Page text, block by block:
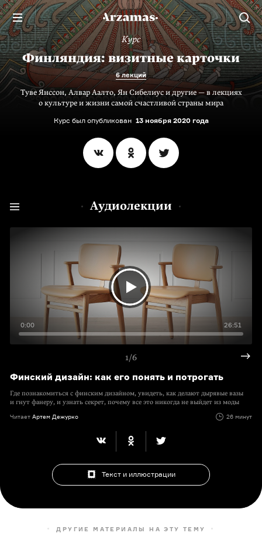
Курс
Финляндия: визитные карточки
6 лекций
Туве Янссон, Алвар Аалто, Ян Сибелиус и другие — в лекциях
о культуре и жизни самой счастливой страны мира
Курс был опубликован 13 ноября 2020 года
Аудиолекции
0:00 26:51
1/6
Финский дизайн: как его понять и потрогать
Где познакомиться с финским дизайном, увидеть, как делают дырявые вазы
и гнут фанеру, и узнать секрет, почему все это никогда не выйдет из моды
Читает Артем Дежурко 26 минут
Текст и иллюстрации
ДРУГИЕ МАТЕРИАЛЫ НА ЭТУ ТЕМУ